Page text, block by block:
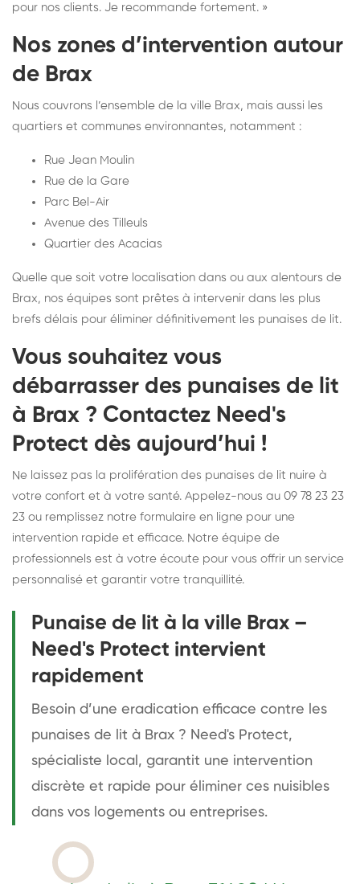
pour nos clients. Je recommande fortement. »
Nos zones d’intervention autour
de Brax
Nous couvrons l’ensemble de la ville Brax, mais aussi les
quartiers et communes environnantes, notamment :
Rue Jean Moulin
Rue de la Gare
Parc Bel-Air
Avenue des Tilleuls
Quartier des Acacias
Quelle que soit votre localisation dans ou aux alentours de
Brax, nos équipes sont prêtes à intervenir dans les plus
brefs délais pour éliminer définitivement les punaises de lit.
Vous souhaitez vous
débarrasser des punaises de lit
à Brax ? Contactez Need's
Protect dès aujourd’hui !
Ne laissez pas la prolifération des punaises de lit nuire à
votre confort et à votre santé. Appelez-nous au 09 78 23 23
23 ou remplissez notre formulaire en ligne pour une
intervention rapide et efficace. Notre équipe de
professionnels est à votre écoute pour vous offrir un service
personnalisé et garantir votre tranquillité.
Punaise de lit à la ville Brax –
Need's Protect intervient
rapidement
Besoin d’une eradication efficace contre les
punaises de lit à Brax ? Need's Protect,
spécialiste local, garantit une intervention
discrète et rapide pour éliminer ces nuisibles
dans vos logements ou entreprises.